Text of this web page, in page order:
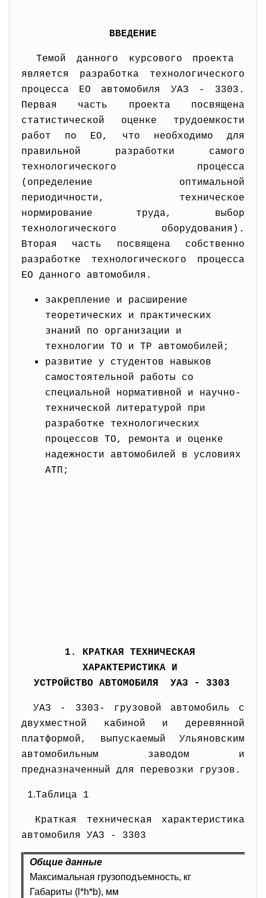
ВВЕДЕНИЕ
Темой данного курсового проекта
является разработка технологического
процесса ЕО автомобиля УАЗ - 3303.
Первая часть проекта посвящена
статистической оценке трудоемкости
работ по ЕО, что необходимо для
правильной разработки самого
технологического процесса
(определение оптимальной
периодичности, техническое
нормирование труда, выбор
технологического оборудования).
Вторая часть посвящена собственно
разработке технологического процесса
ЕО данного автомобиля.
закрепление и расширение
теоретических и практических
знаний по организации и
технологии ТО и ТР автомобилей;
развитие у студентов навыков
самостоятельной работы со
специальной нормативной и научно-
технической литературой при
разработке технологических
процессов ТО, ремонта и оценке
надежности автомобилей в условиях
АТП;
1. КРАТКАЯ ТЕХНИЧЕСКАЯ
ХАРАКТЕРИСТИКА И
УСТРОЙСТВО АВТОМОБИЛЯ УАЗ - 3303
УАЗ - 3303- грузовой автомобиль с
двухместной кабиной и деревянной
платформой, выпускаемый Ульяновским
автомобильным заводом и
предназначенный для перевозки грузов.
1.Таблица 1
Краткая техническая характеристика
автомобиля УАЗ - 3303
Общие данные
Максимальная грузоподъемность, кг
Габариты (l*h*b), мм